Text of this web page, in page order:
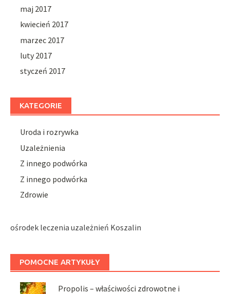
maj 2017
kwiecień 2017
marzec 2017
luty 2017
styczeń 2017
KATEGORIE
Uroda i rozrywka
Uzależnienia
Z innego podwórka
Z innego podwórka
Zdrowie
ośrodek leczenia uzależnień Koszalin
POMOCNE ARTYKUŁY
Propolis – właściwości zdrowotne i